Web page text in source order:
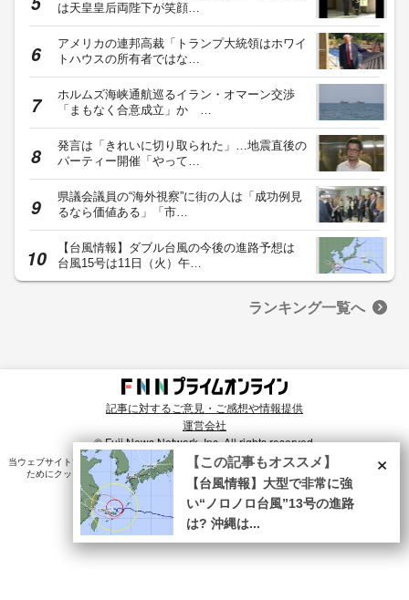
は天皇皇后両陛下が笑顔…
アメリカの連邦高裁「トランプ大統領はホワイ
トハウスの所有者ではな…
ホルムズ海峡通航巡るイラン・オマーン交渉
「まもなく合意成立」か …
発言は「きれいに切り取られた」…地震直後の
パーティー開催「やって…
県議会議員の“海外視察”に街の人は「成功例見
るなら価値ある」「市…
【台風情報】ダブル台風の今後の進路予想は
台風15号は11日（火）午…
ランキング一覧へ
記事に対するご意見・ご感想や情報提供
運営会社
© Fuji News Network, Inc. All rights reserved.
当ウェブサイトでは、ユーザのニーズ・興味・関⼼に合致したコンテンツや広告配信を提供する
ためにクッキーを使⽤しています。詳細は、
プライバシーポリシー をご確認ください。×
【この記事もオススメ】
【台風情報】大型で非常に強
い“ノロノロ台風”13号の進路
は? 沖縄は...